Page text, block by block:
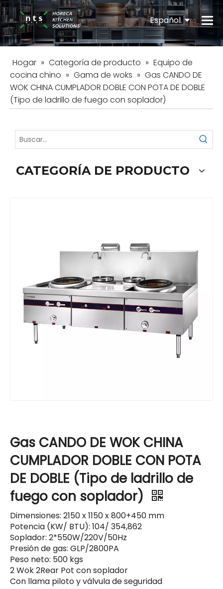
Español
English
Hogar » Categoría de producto » Equipo de
cocina chino » Gama de woks » Gas CANDO DE
WOK CHINA CUMPLADOR DOBLE CON POTA DE DOBLE
(Tipo de ladrillo de fuego con soplador)
CATEGORÍA DE PRODUCTO
Gas CANDO DE WOK CHINA
CUMPLADOR DOBLE CON POTA
DE DOBLE (Tipo de ladrillo de
fuego con soplador)
Dimensiones: 2150 x 1150 x 800+450 mm
Potencia (KW/ BTU): 104/ 354,862
Soplador: 2*550W/220V/50Hz
Presión de gas: GLP/2800PA
Peso neto: 500 kgs
2 Wok 2Rear Pot con soplador
Con llama piloto y válvula de seguridad